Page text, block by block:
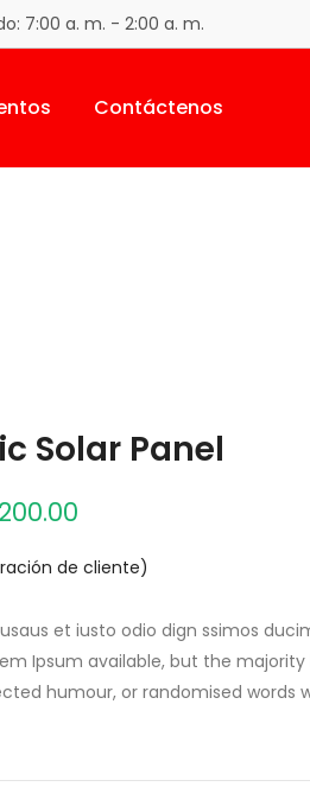
7:00 a. m. - 2:00 a. m.
Contáctenos
Solar Panel
de cliente)
et iusto odio dign ssimos
Ipsum available, but the
humour, or randomised words